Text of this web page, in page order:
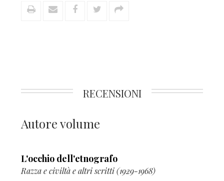
RECENSIONI
Autore volume
L'occhio dell'etnografo
Razza e civiltà e altri scritti (1929-1968)